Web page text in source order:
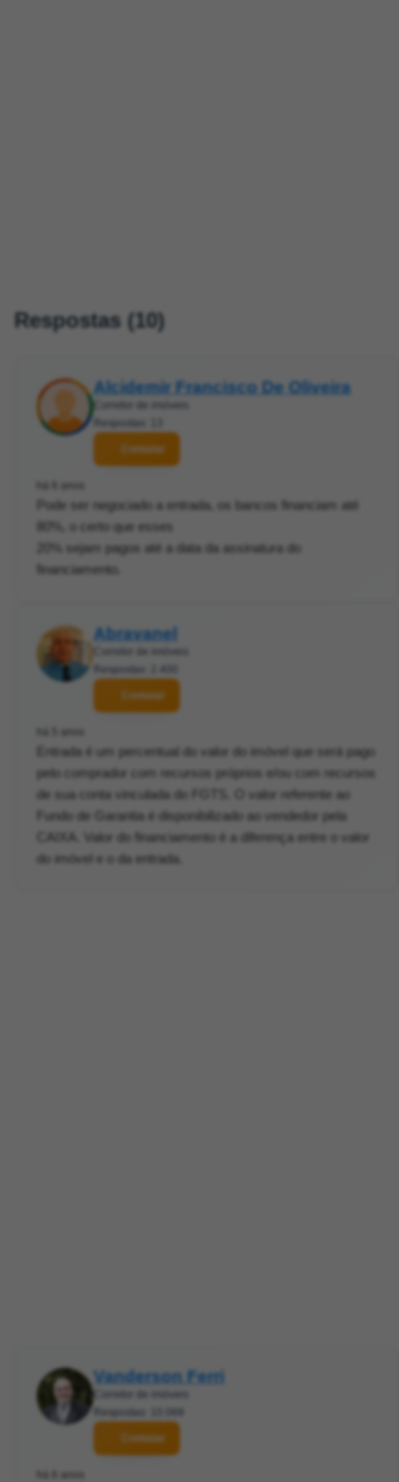
Respostas (10)
Alcidemir Francisco De Oliveira
Corretor de imóveis
Respostas: 13
Contatar
há 6 anos
Pode ser negociado a entrada, os bancos financiam até
80%, o certo que esses
20% sejam pagos até a data da assinatura do
financiamento.
Abravanel
Corretor de imóveis
Respostas: 2.400
Contatar
há 5 anos
Entrada é um percentual do valor do imóvel que será pago
pelo comprador com recursos próprios e/ou com recursos
de sua conta vinculada do FGTS. O valor referente ao
Fundo de Garantia é disponibilizado ao vendedor pela
CAIXA. Valor do financiamento é a diferença entre o valor
do imóvel e o da entrada.
Vanderson Ferri
Corretor de imóveis
Respostas: 10.068
Contatar
há 6 anos